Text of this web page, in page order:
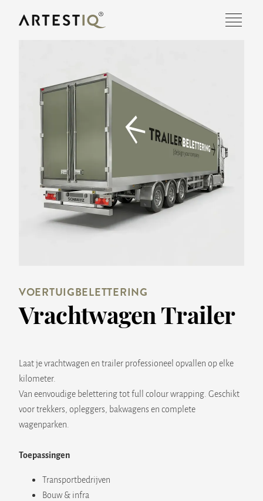
OVER ONS
DIENSTEN
PROJECTEN
WERKEN BIJ
CONTACT
VOERTUIGBELETTERING
Vrachtwagen Trailer
Laat je vrachtwagen en trailer professioneel opvallen op elke
kilometer.
Van eenvoudige belettering tot full colour wrapping. Geschikt
voor trekkers, opleggers, bakwagens en complete
wagenparken.
Toepassingen
Transportbedrijven
Bouw & infra